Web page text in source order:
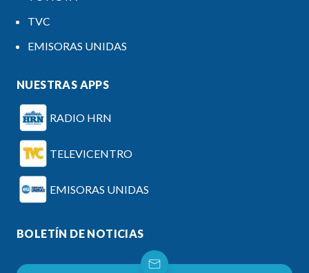
TVC
EMISORAS UNIDAS
NUESTRAS APPS
RADIO HRN
TELEVICENTRO
EMISORAS UNIDAS
BOLETÍN DE NOTICIAS